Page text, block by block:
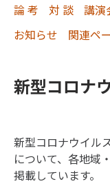
論 考 対 談 講演
お知らせ
関連ペ
新型コロナ
新型コロナウイル
について、各地域
掲載しています。